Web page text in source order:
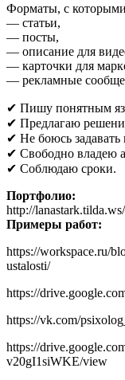
Форматы, с
— статьи,
— посты,
— описание для
— карточки для
— рекламные
✔ ⁠Пишу понятным
✔ ⁠Предлагаю
✔ ⁠Не боюсь задавать
⁠✔ Свободно владею
✔ ⁠Соблюдаю сроки.
Портфолио:
http://lanastark.tilda.ws/
Примеры работ:
https://workspace.ru/
ustalosti/
https://
https://vk.com/
https://
v20gI1siWKE/view